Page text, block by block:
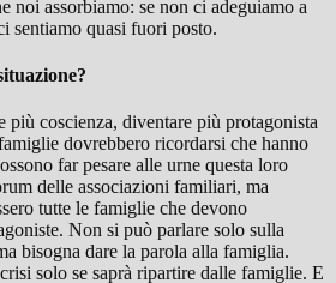
noi assorbiamo: se non ci adeguiamo a
sentiamo quasi fuori posto.
più coscienza, diventare più protagonista
dovrebbero ricordarsi che hanno
far pesare alle urne questa loro
delle associazioni familiari, ma
tutte le famiglie che devono
Non si può parlare solo sulla
bisogna dare la parola alla famiglia.
solo se saprà ripartire dalle famiglie. E